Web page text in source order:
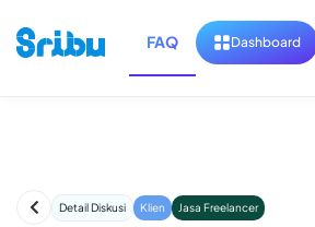
FAQ Dashboard
Detail Diskusi Klien Jasa Freelancer